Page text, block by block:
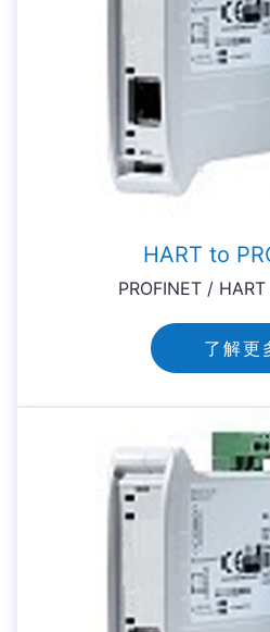
HART to
PROFINET /
了解更